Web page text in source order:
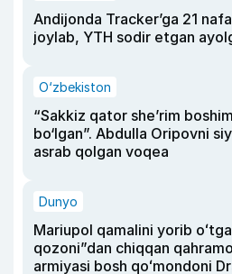
Andijonda Tracker’ga 21
joylab, YTH sodir etgan
O‘zbekiston
“Sakkiz qator she’rim
bo‘lgan”. Abdulla Oripovni
asrab qolgan voqea
Dunyo
Mariupol qamalini yorib
qozoni”dan chiqqan
armiyasi bosh qoʻmondoni